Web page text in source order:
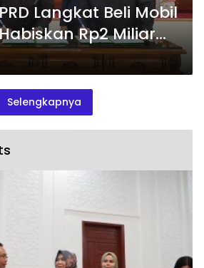
Langkat Beli Mobil
Rp2 Miliar
Anggaran?
Selengkapnya